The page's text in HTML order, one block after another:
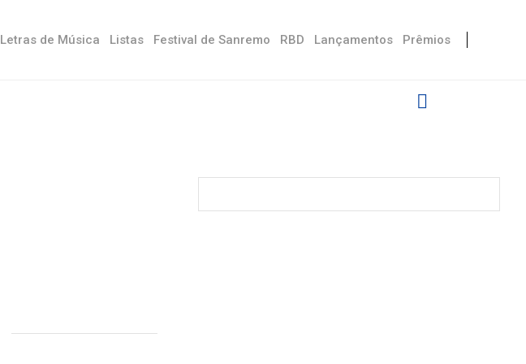
Letras de Música Listas Festival de Sanremo RBD Lançamentos Prêmios